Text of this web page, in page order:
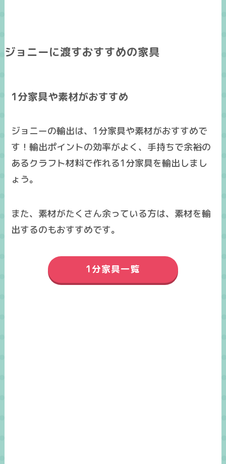
ジョニーに渡すおすすめの家具
1分家具や素材がおすすめ
ジョニーの輸出は、1分家具や素材がおすすめで
す！輸出ポイントの効率がよく、手持ちで余裕の
あるクラフト材料で作れる1分家具を輸出しまし
ょう。
また、素材がたくさん余っている方は、素材を輸
出するのもおすすめです。
1分家具一覧